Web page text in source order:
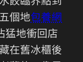
餃臨界點到
個地包養網
猛地衝回店
在舊冰櫃後